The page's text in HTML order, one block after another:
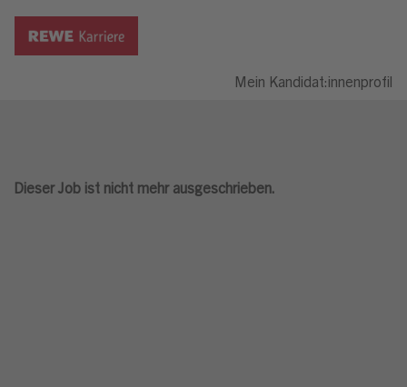
Mein Kandidat:innenprofil
Dieser Job ist nicht mehr ausgeschrieben.